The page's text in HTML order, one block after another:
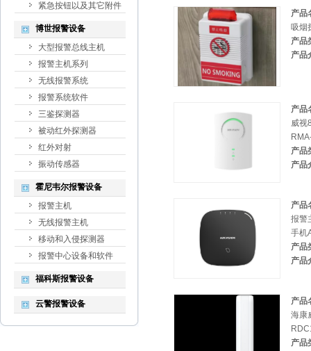
紧急按钮以及其它附件
博世报警设备
大型报警总线主机
报警主机系列
无线报警系统
报警系统软件
三鉴探测器
被动红外探测器
红外对射
振动传感器
霍尼韦尔报警设备
报警主机
无线报警主机
移动和入侵探测器
报警中心设备和软件
福科斯报警设备
云警报警设备
产品
吸烟
产品
产品
产品
威视
产品
产品
产品
报警
手机
产品
产品
产品
海康
产品